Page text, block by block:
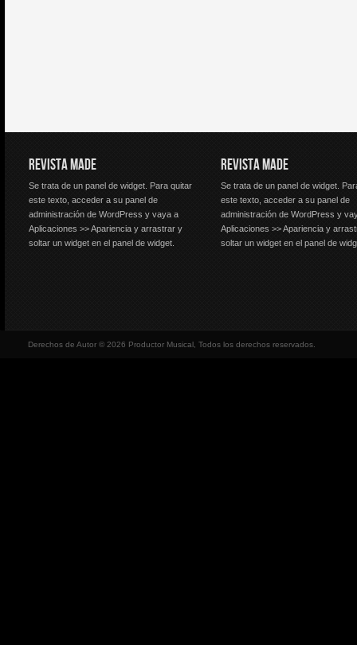
REVISTA MADE
Se trata de un panel de widget. Para quitar
este texto, acceder a su panel de
administración de WordPress y vaya a
Aplicaciones >> Apariencia y arrastrar y
soltar un widget en el panel de widget.
REVISTA MADE
Se trata de un panel de widget.
este texto, acceder a su panel de
administración de WordPress y
Aplicaciones >> Apariencia y
soltar un widget en el panel de
Derechos de Autor © 2026 Productor Musical, Todos los derechos reservados.